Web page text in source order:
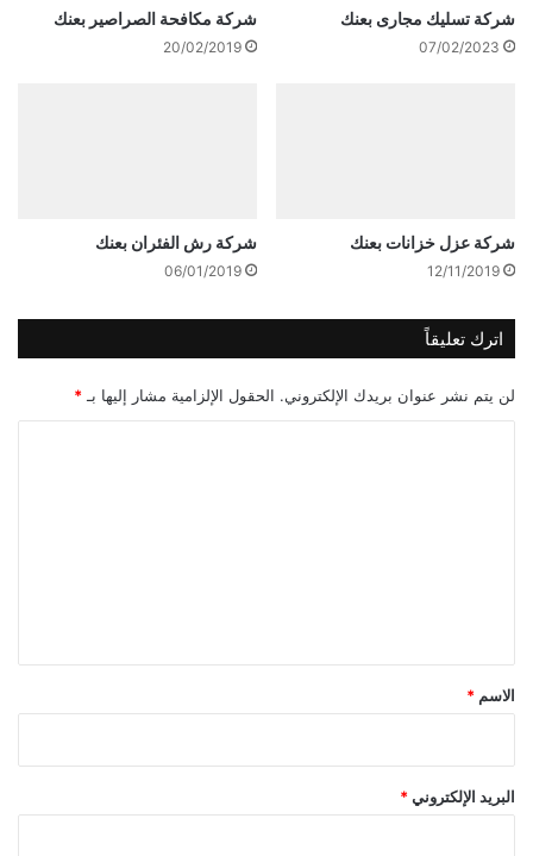
شركة تسليك مجارى بعنك
07/02/2023
شركة مكافحة الصراصير بعنك
20/02/2019
شركة عزل خزانات بعنك
12/11/2019
شركة رش الفئران بعنك
06/01/2019
اترك تعليقاً
لن يتم نشر عنوان بريدك الإلكتروني. الحقول الإلزامية مشار إليها بـ *
*
الاسم *
البريد الإلكتروني *